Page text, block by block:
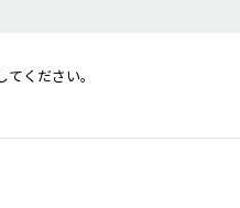
てください。